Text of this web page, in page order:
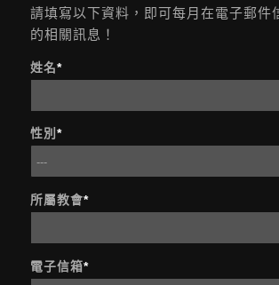
請填寫以下資料，即可每月在電子郵件
的相關訊息！
姓名*
性別 *
所屬教會*
電子信箱*